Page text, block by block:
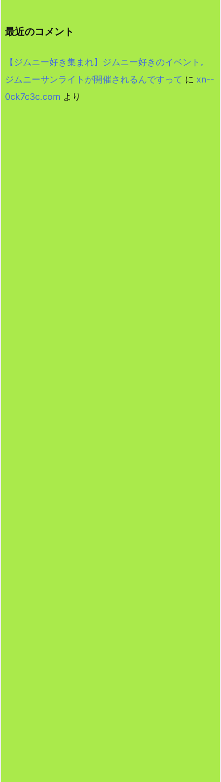
最近のコメント
【ジムニー好き集まれ】ジムニー好きのイベント。
ジムニーサンライトが開催されるんですって に xn--
0ck7c3c.com より